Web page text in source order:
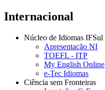
Internacional
Núcleo de Idiomas IFSul
Apresentação NI
TOEFL - ITP
My English Online
e-Tec Idiomas
Ciência sem Fronteiras